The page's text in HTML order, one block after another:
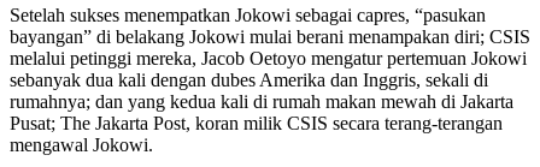
Setelah sukses menempatkan Jokowi sebagai capres, “pasukan
bayangan” di belakang Jokowi mulai berani menampakan diri; CSIS
melalui petinggi mereka, Jacob Oetoyo mengatur pertemuan Jokowi
sebanyak dua kali dengan dubes Amerika dan Inggris, sekali di
rumahnya; dan yang kedua kali di rumah makan mewah di Jakarta
Pusat; The Jakarta Post, koran milik CSIS secara terang-terangan
mengawal Jokowi.